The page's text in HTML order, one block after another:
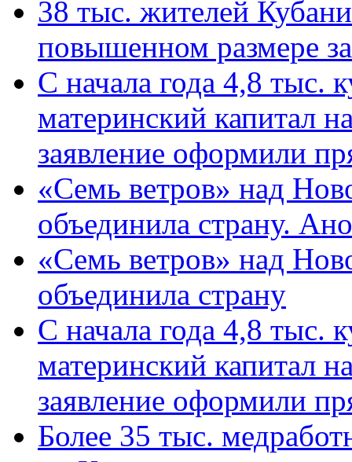
38 тыс. жителей
повышенном размере
С начала года 4,8 тыс.
материнский капитал
заявление оформили
«Семь ветров» над
объединила страну.
«Семь ветров» над
объединила страну
С начала года 4,8 тыс.
материнский капитал
заявление оформили
Более 35 тыс.